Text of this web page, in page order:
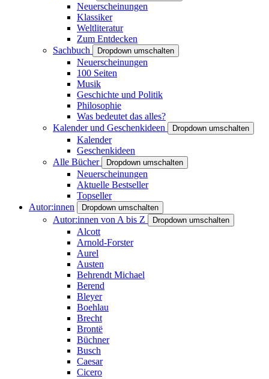
Neuerscheinungen
Klassiker
Weltliteratur
Zum Entdecken
Sachbuch
Dropdown umschalten
Neuerscheinungen
100 Seiten
Musik
Geschichte und Politik
Philosophie
Was bedeutet das alles?
Kalender und Geschenkideen
Dropdown umschalten
Kalender
Geschenkideen
Alle Bücher
Dropdown umschalten
Neuerscheinungen
Aktuelle Bestseller
Topseller
Autor:innen
Dropdown umschalten
Autor:innen von A bis Z Dropdown umschalten
Alcott
Arnold-Forster
Aurel
Austen
Behrendt Michael
Berend
Bleyer
Boehlau
Brecht
Brontë
Büchner
Busch
Caesar
Cicero